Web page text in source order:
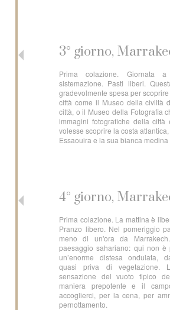
3° giorno,
Prima colazione. Giornata a
sistemazione. Pasti liberi.
gradevolmente spesa per
città come il Museo della civiltà
città, o il Museo della Fotografia
immagini fotografiche della
volesse scoprire la costa
Essaouira e la sua bianca medina
4° giorno,
Prima colazione. La mattina è
Pranzo libero. Nel pomeriggio
meno di un'ora da
paesaggio sahariano: qui non è
un’enorme distesa ondulata,
quasi priva di vegetazione.
sensazione del vuoto tipico
maniera prepotente e il
accoglierci, per la cena, per
pernottamento.